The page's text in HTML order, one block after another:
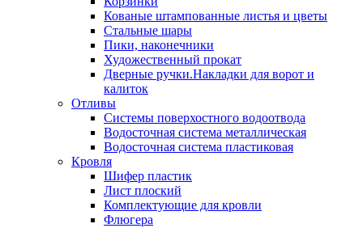
Кованые штампованные листья и цветы
Стальные шары
Пики, наконечники
Художественный прокат
Дверные ручки.Накладки для ворот и
калиток
Отливы
Системы поверхостного водоотвода
Водосточная система металлическая
Водосточная система пластиковая
Кровля
Шифер пластик
Лист плоский
Комплектующие для кровли
Флюгера